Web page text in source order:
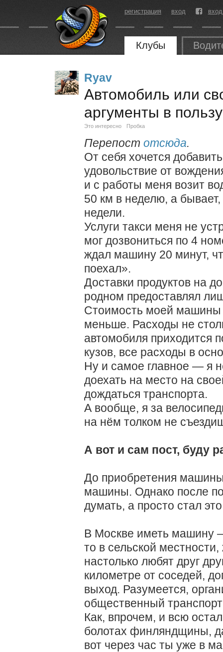
регистрация вход
Клубы
Ryav
Автомобиль или
аргументы в
Это интересно Пробка
Перепост отсюда.
От себя хочется
удовольствие от
и с работы меня возит
50 км в неделю, а
недели.
Услуги такси меня не
мог дозвониться по 4
ждал машину 20 минут,
поехал».
Доставки продуктов на
родном предоставлял
Стоимость моей машины
меньше. Расходы не
автомобиля приходится
кузов, все расходы в
Ну и самое главное — я
доехать на место на
дождаться транспорта.
А вообще, я за
на нём толком не
А вот и сам пост, буду
До приобретения
машины. Однако после
думать, а просто стал
В Москве иметь машину
то в сельской
настолько любят друг
километре от соседей,
выход. Разумеется,
общественный
Как, впрочем, и всю
болотах финляндщины,
вот через час ты уже в